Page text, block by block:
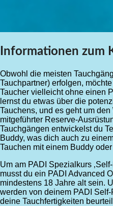
Informationen zum
Obwohl die meisten
Tauchpartner) erfolgen,
Taucher vielleicht ohne einen
lernst du etwas über die
Tauchens, und es geht um
mitgeführter Reserve-
Tauchgängen entwickelst du
Buddy, was dich auch zu
Tauchen mit einem Buddy
Um am PADI Spezialkurs
musst du ein PADI Advanced
mindestens 18 Jahre alt sein.
werden von deinem PADI
deine Tauchfertigkeiten